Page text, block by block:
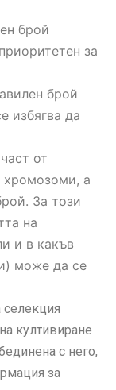
брой
за
брой
избягва да
от
хромозоми, а
За този
на
и в какъв
може да се
селекция
култивиране
с него,
за